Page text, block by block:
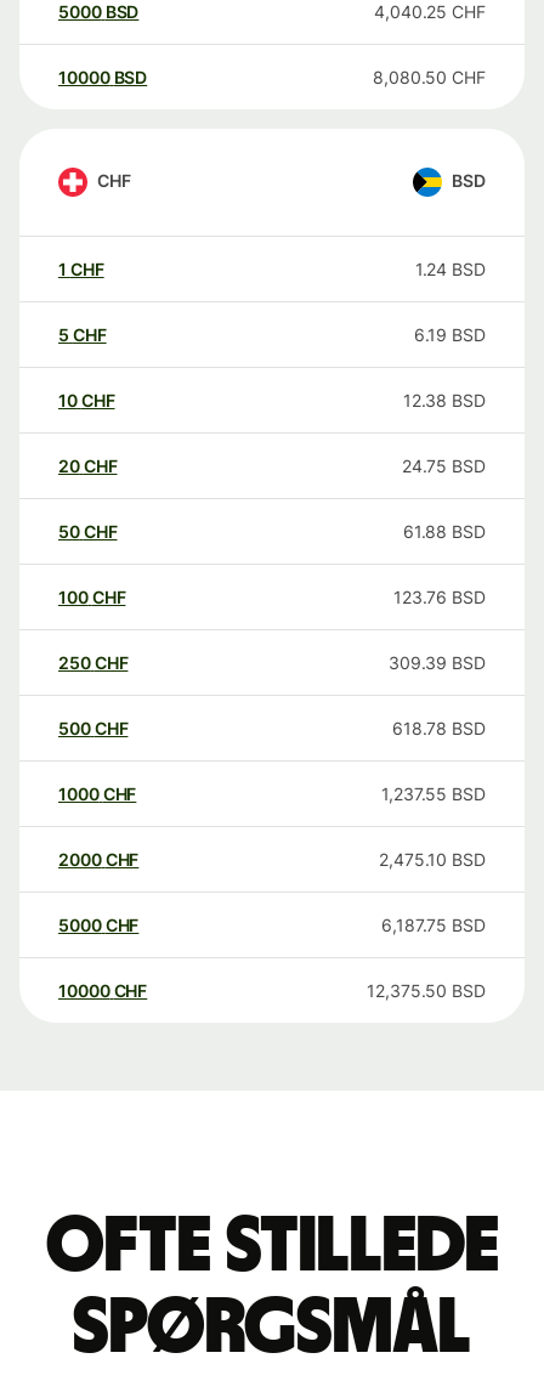
5000 BSD 4,040.25 CHF
10000 BSD 8,080.50 CHF
CHF BSD
1 CHF 1.24 BSD
5 CHF 6.19 BSD
10CHF 12.38 BSD
20CHF 24.75 BSD
50CHF 61.88 BSD
100CHF 123.76 BSD
250CHF 309.39 BSD
500CHF 618.78 BSD
1000CHF 1,237.55 BSD
2000CHF 2,475.10 BSD
5000CHF 6,187.75 BSD
10000 CHF 12,375.50 BSD
Ofte stillede
spørgsmål